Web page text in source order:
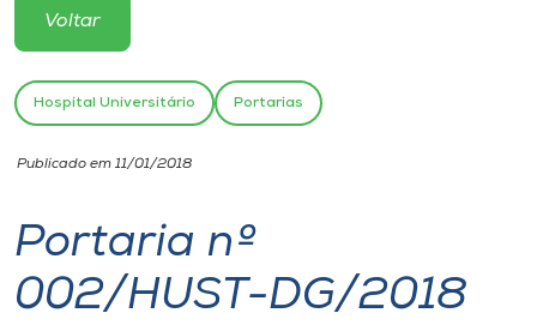
Portal de Ensino
Unoesc
Internacionalização
I.nova
Voltar
Hospital Universitário Portarias
Publicado em 11/01/2018
Portaria nº
002/HUST-DG/2018